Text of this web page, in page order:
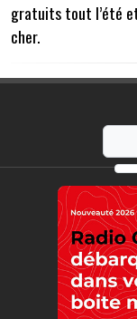
gratuits tout l’été
cher.